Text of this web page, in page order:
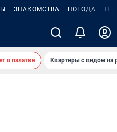
ЗНАКОМСТВА ПОГОДА
в палатке Квартиры с видом на